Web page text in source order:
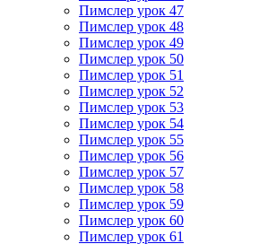
Пимслер урок 47
Пимслер урок 48
Пимслер урок 49
Пимслер урок 50
Пимслер урок 51
Пимслер урок 52
Пимслер урок 53
Пимслер урок 54
Пимслер урок 55
Пимслер урок 56
Пимслер урок 57
Пимслер урок 58
Пимслер урок 59
Пимслер урок 60
Пимслер урок 61